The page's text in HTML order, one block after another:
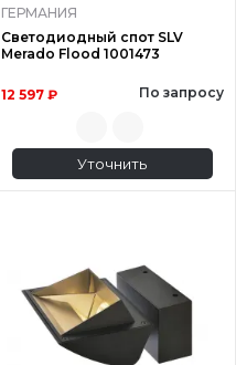
ГЕРМАНИЯ
Светодиодный спот SLV
Merado Flood 1001473
12 597 ₽ По запросу
Уточнить